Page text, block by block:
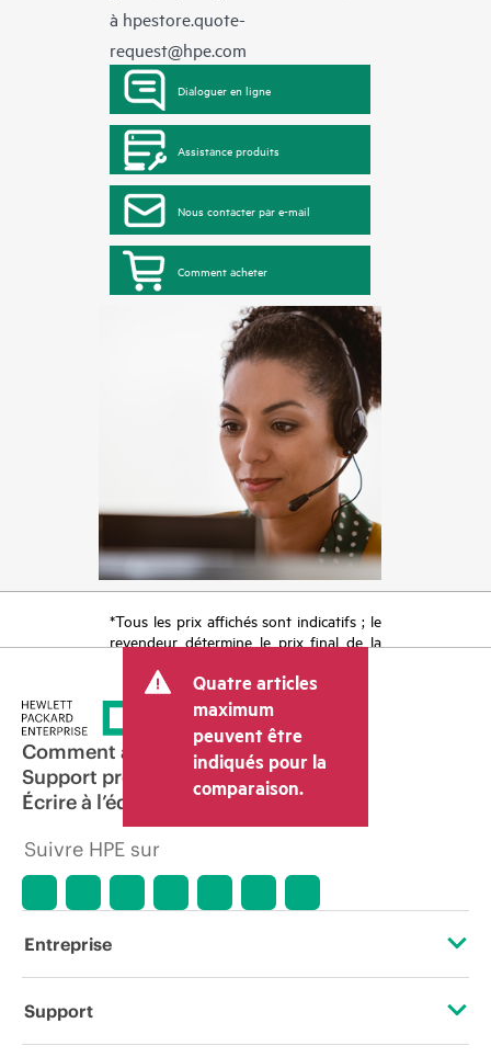
à hpestore.quote-
request@hpe.com
Dialoguer en ligne
Assistance produits
Nous contacter par e-mail
Comment acheter
*Tous les prix affichés sont indicatifs ; le
revendeur détermine le prix final de la
tels que la TVA ou les taxes sur la vente
et les frais d’expédition. Le prix de la
transaction déterminé par le revendeur
peut varier par rapport à d’autres
revendeurs et au prix indicatif affiché.
Les prix indicatifs peuvent inclure des
offres promotionnelles limitées dans le
temps. HPE se réserve le droit d’ajuster
les prix à tout moment pour diverses
raisons, notamment, mais sans s’y limiter,
l’arrêt d’un produit, la disponibilité
période de promotion et des erreurs
dans les publicités.
Quatre articles
maximum
peuvent être
indiqués pour la
comparaison.
Comment acheter
Support produit
Écrire à l’équipe commerciale
Suivre HPE sur
Entreprise
À propos de HPE
Support